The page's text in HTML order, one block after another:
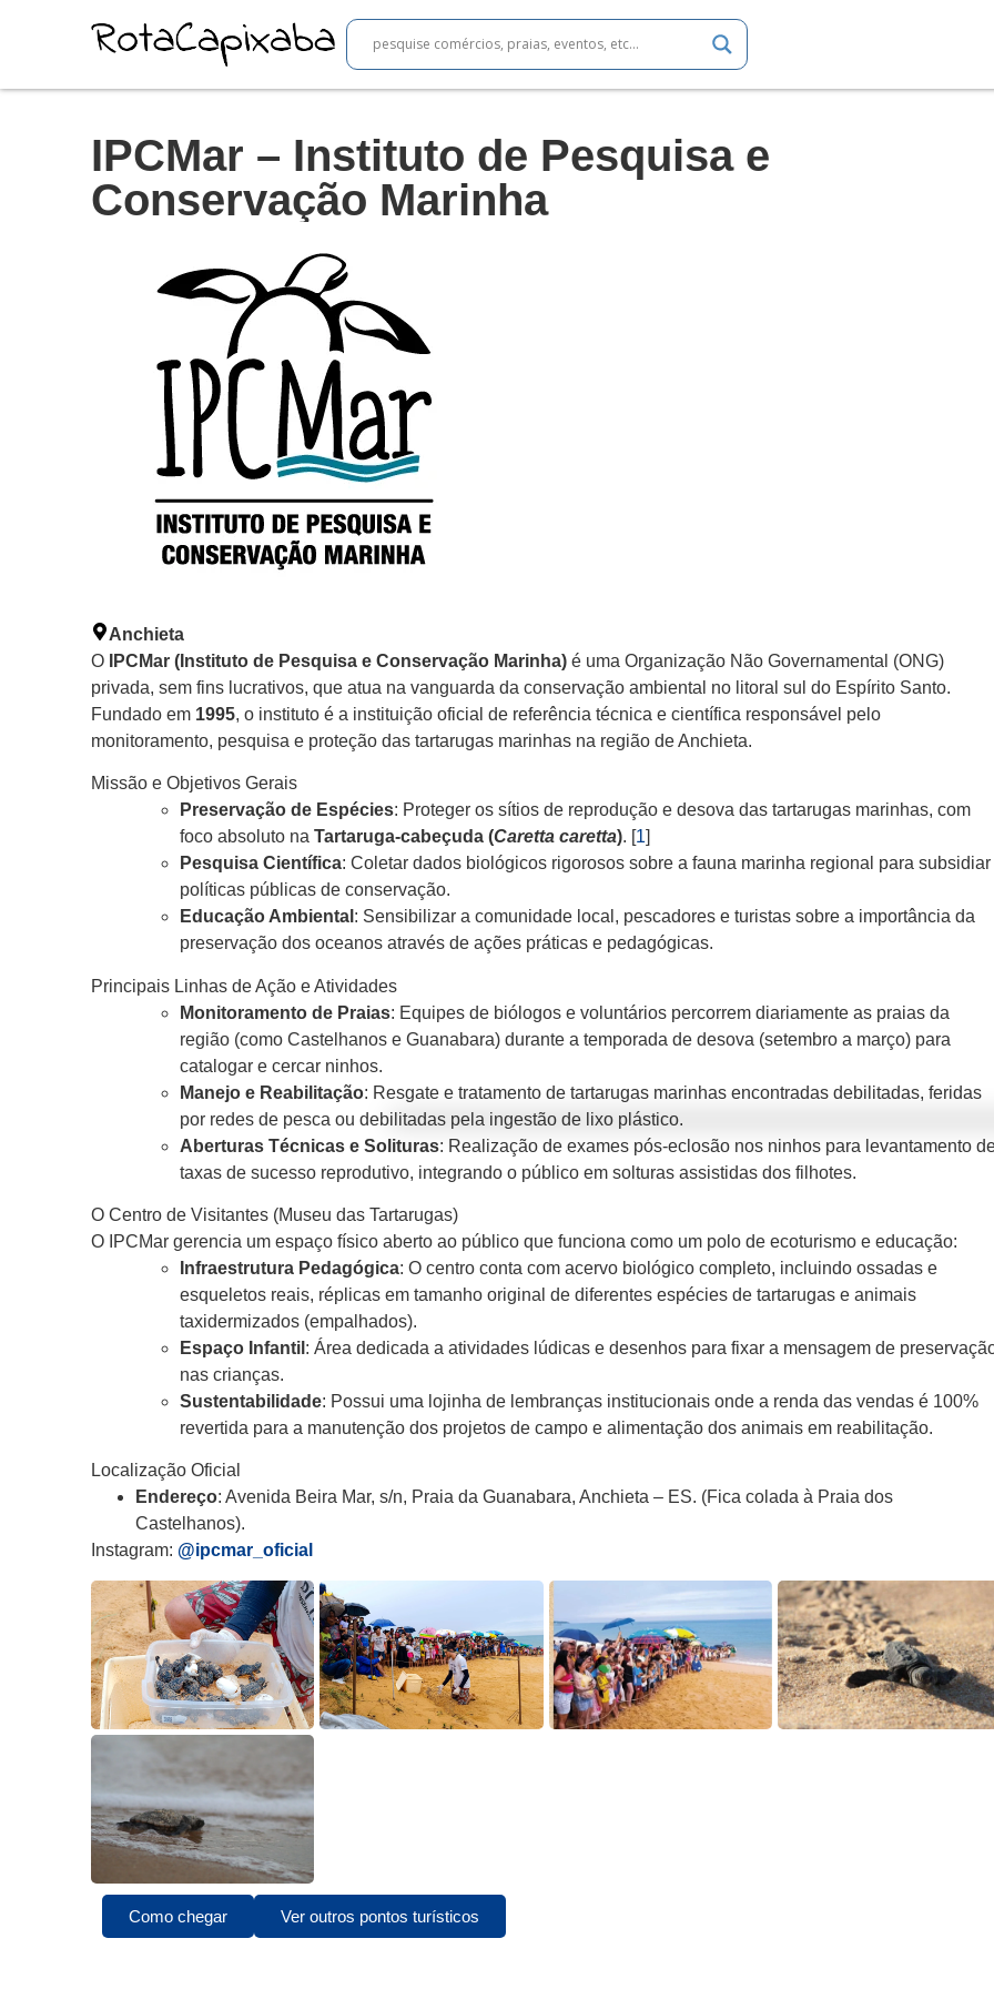
IPCMar – Instituto de Pesquisa e
Conservação Marinha
Anchieta
O
IPCMar (Instituto de Pesquisa e Conservação Marinha) é uma Organização Não Governamental (ONG)
privada, sem fins lucrativos, que atua na vanguarda da conservação ambiental no litoral sul do Espírito Santo.
Fundado em 1995, o instituto é a instituição oficial de referência técnica e científica responsável pelo
monitoramento, pesquisa e proteção das tartarugas marinhas na região de Anchieta.
Missão e Objetivos Gerais
Preservação de Espécies: Proteger os sítios de reprodução e desova das tartarugas marinhas, com
foco absoluto na Tartaruga-cabeçuda (Caretta caretta). [1]
Pesquisa Científica: Coletar dados biológicos rigorosos sobre a fauna marinha regional para subsidiar
políticas públicas de conservação.
Educação Ambiental : Sensibilizar a comunidade local, pescadores e turistas sobre a importância da
preservação dos oceanos através de ações práticas e pedagógicas.
Principais Linhas de Ação e Atividades
Monitoramento de Praias: Equipes de biólogos e voluntários percorrem diariamente as praias da
região (como Castelhanos e Guanabara) durante a temporada de desova (setembro a março) para
catalogar e cercar ninhos.
Manejo e Reabilitação: Resgate e tratamento de tartarugas marinhas encontradas debilitadas, feridas
por redes de pesca ou debilitadas pela ingestão de lixo plástico.
Aberturas Técnicas e Solituras: Realização de exames pós-eclosão nos ninhos para levantamento
taxas de sucesso reprodutivo, integrando o público em solturas assistidas dos filhotes.
O Centro de Visitantes (Museu das Tartarugas)
O IPCMar gerencia um espaço físico aberto ao público que funciona como um polo de ecoturismo e educação:
Infraestrutura Pedagógica: O centro conta com acervo biológico completo, incluindo ossadas e
esqueletos reais, réplicas em tamanho original de diferentes espécies de tartarugas e animais
taxidermizados (empalhados).
Espaço Infantil : Área dedicada a atividades lúdicas e desenhos para fixar a mensagem de
nas crianças.
Sustentabilidade: Possui uma lojinha de lembranças institucionais onde a renda das vendas é 100%
revertida para a manutenção dos projetos de campo e alimentação dos animais em reabilitação.
Localização Oficial
Endereço: Avenida Beira Mar, s/n, Praia da Guanabara, Anchieta – ES. (Fica colada à Praia dos
Castelhanos).
Instagram: @ipcmar_oficial
Como chegar Ver outros pontos turísticos